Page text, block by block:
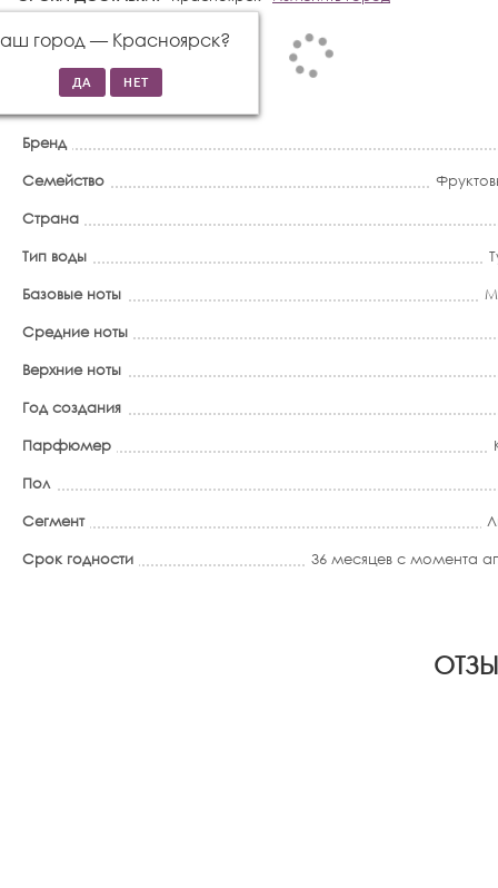
город — Красноярск?
Бренд
Семейство
Страна
Тип воды
Базовые ноты
Средние ноты
Верхние ноты
Год создания
Парфюмер
Пол
Сегмент
Срок годности
36 месяцев с момента